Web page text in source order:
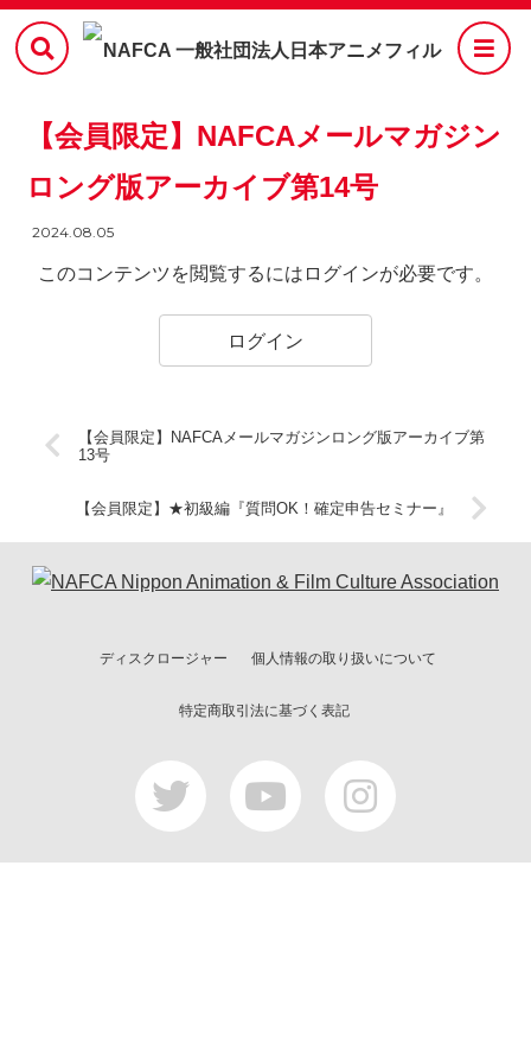
【会員限定】NAFCAメールマガジン
ロング版アーカイブ第14号
2024.08.05
このコンテンツを閲覧するにはログインが必要です。
ログイン
【会員限定】NAFCAメールマガジンロング版アーカイブ第
13号
【会員限定】★初級編『質問OK！確定申告セミナー』
ディスクロージャー 個人情報の取り扱いについて
特定商取引法に基づく表記